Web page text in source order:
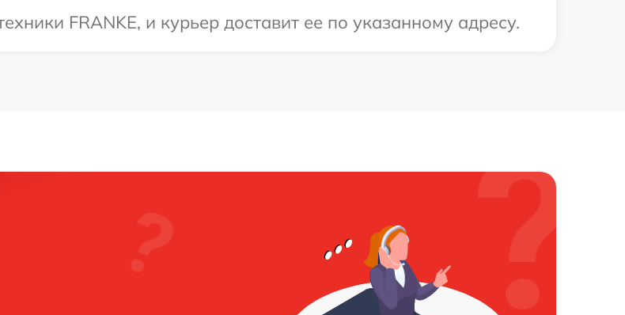
FRANKE, и курьер доставит ее по указанному адресу.